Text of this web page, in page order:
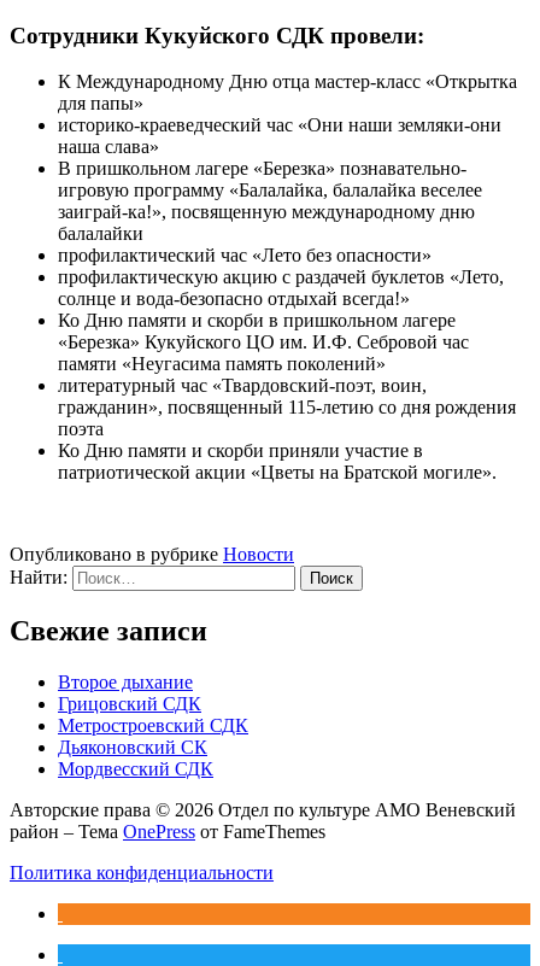
Сотрудники Кукуйского СДК провели:
К Международному Дню отца мастер-класс «Открытка
для папы»
историко-краеведческий час «Они наши земляки-они
наша слава»
В пришкольном лагере «Березка» познавательно-
игровую программу «Балалайка, балалайка веселее
заиграй-ка!», посвященную международному дню
балалайки
профилактический час «Лето без опасности»
профилактическую акцию с раздачей буклетов «Лето,
солнце и вода-безопасно отдыхай всегда!»
Ко Дню памяти и скорби в пришкольном лагере
«Березка» Кукуйского ЦО им. И.Ф. Себровой час
памяти «Неугасима память поколений»
литературный час «Твардовский-поэт, воин,
гражданин», посвященный 115-летию со дня рождения
поэта
Ко Дню памяти и скорби приняли участие в
патриотической акции «Цветы на Братской могиле».
Опубликовано в рубрике Новости
Найти:
Свежие записи
Второе дыхание
Грицовский СДК
Метростроевский СДК
Дьяконовский СК
Мордвесский СДК
Авторские права © 2026 Отдел по культуре АМО Веневский
район – Тема OnePress от FameThemes
Политика конфиденциальности